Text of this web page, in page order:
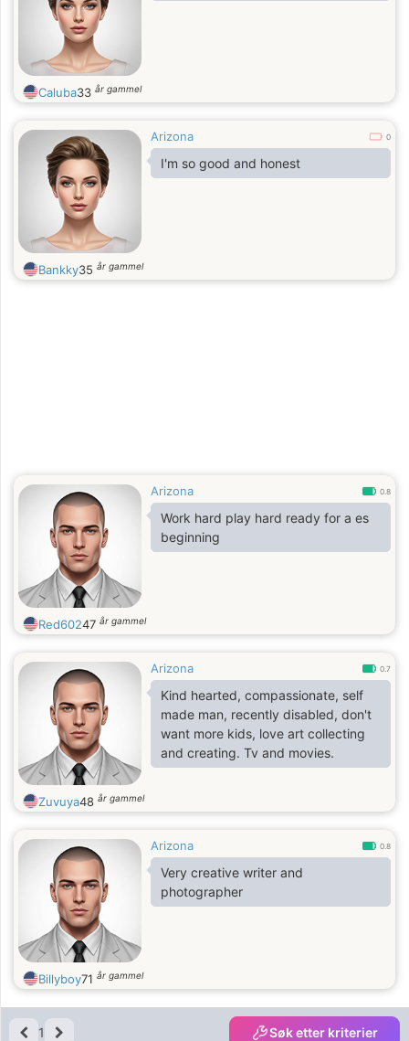
Caluba33 år gammel
Arizona 0
I'm so good and honest
Bankky35 år gammel
Arizona 0.8
Work hard play hard ready for a es
beginning
Red60247 år gammel
Arizona 0.7
Kind hearted, compassionate, self
made man, recently disabled, don't
want more kids, love art collecting
and creating. Tv and movies.
Zuvuya48 år gammel
Arizona 0.8
Very creative writer and
photographer
Billyboy71 år gammel
1 Søk etter kriterier